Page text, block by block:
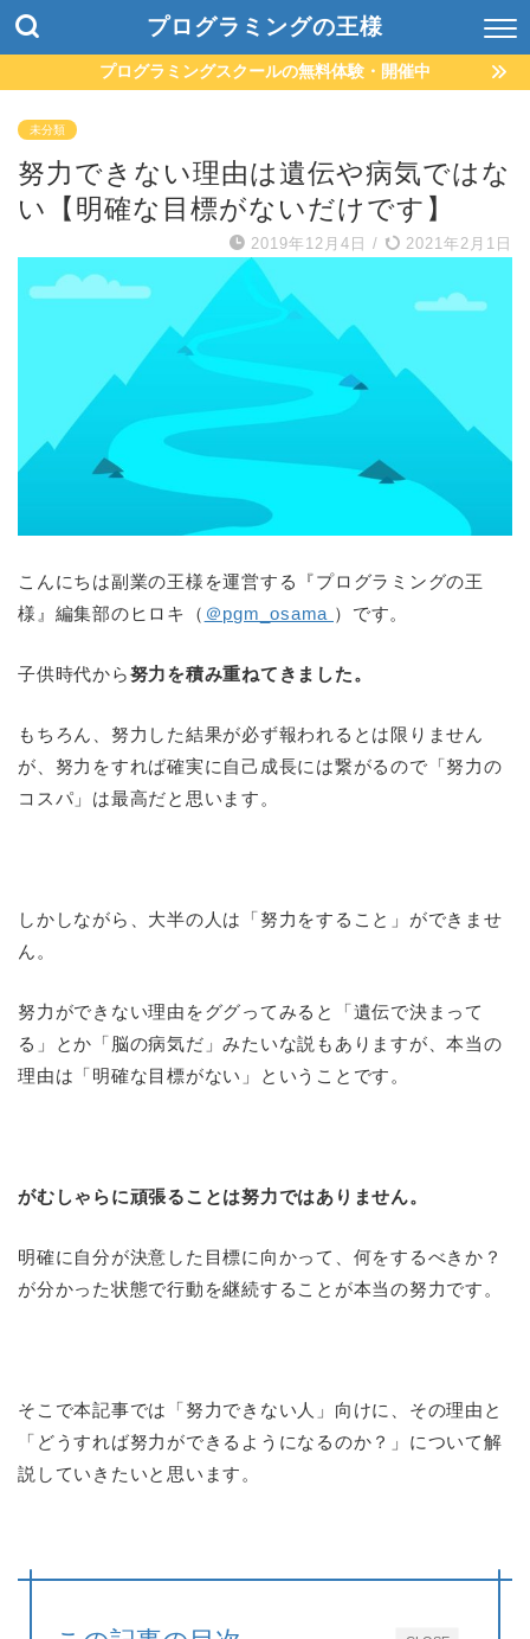
プログラミングの王様
プログラミングスクールの無料体験・開催中
未分類
努力できない理由は遺伝や病気ではな
い【明確な目標がないだけです】
2019年12月4日 / 2021年2月1日
こんにちは副業の王様を運営する『プログラミングの王
様』編集部のヒロキ（ ＠pgm_osama ）です。
子供時代から努力を積み重ねてきました。
もちろん、努力した結果が必ず報われるとは限りません
が、努力をすれば確実に自己成長には繋がるので「努力の
コスパ」は最高だと思います。
しかしながら、大半の人は「努力をすること」ができませ
ん。
努力ができない理由をググってみると「遺伝で決まって
る」とか「脳の病気だ」みたいな説もありますが、本当の
理由は「明確な目標がない」ということです。
がむしゃらに頑張ることは努力ではありません。
明確に自分が決意した目標に向かって、何をするべきか？
が分かった状態で行動を継続することが本当の努力です。
そこで本記事では「努力できない人」向けに、その理由と
「どうすれば努力ができるようになるのか？」について解
説していきたいと思います。